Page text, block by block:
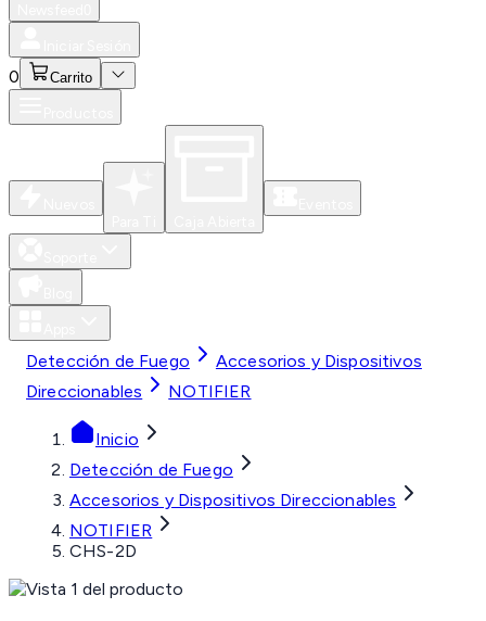
0 Carrito
Detección de Fuego
Accesorios y Dispositivos
Direccionables
NOTIFIER
Inicio
Detección de Fuego
Accesorios y Dispositivos Direccionables
NOTIFIER
CHS-2D